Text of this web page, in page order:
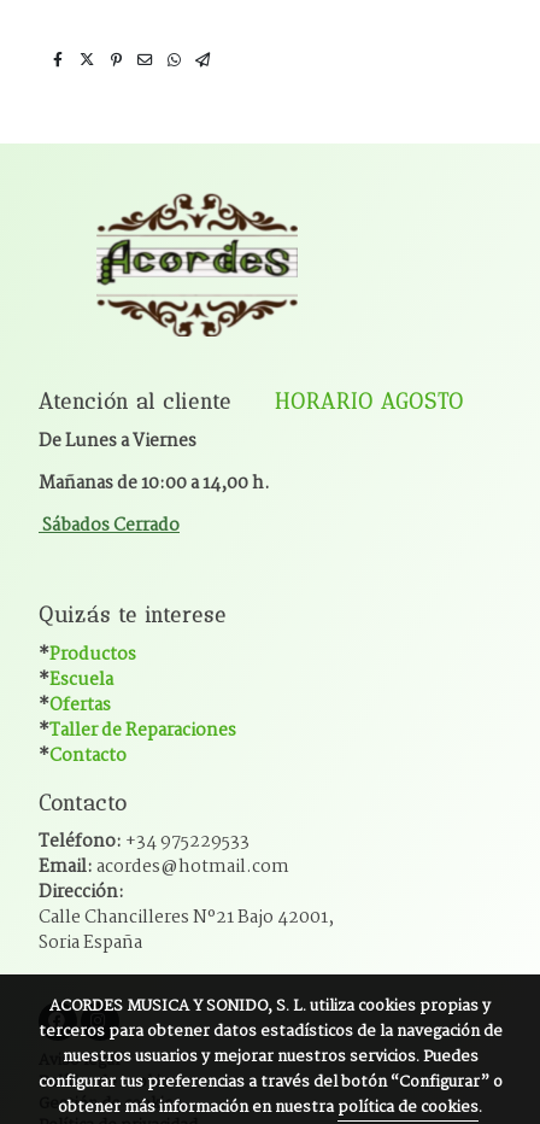
Atención al cliente HORARIO AGOSTO
De Lunes a Viernes
Mañanas de 10:00 a 14,00 h.
Sábados Cerrado
Quizás te interese
*Productos
*Escuela
*Ofertas
*Taller de Reparaciones
*Contacto
Contacto
Teléfono: +34 975229533
Email:acordes@hotmail.com
Dirección:
Calle Chancilleres Nº21 Bajo 42001,
Soria España
Aviso legal
Política de cookies
Gestión de cookies
ACORDES MUSICA Y SONIDO, S. L.utiliza cookies propias y
terceros para obtener datos estadísticos de la navegación de
nuestros usuarios y mejorar nuestros servicios. Puedes
configurar tus preferencias a través del botón “Configurar” o
obtener más información en nuestrapolítica de cookies.